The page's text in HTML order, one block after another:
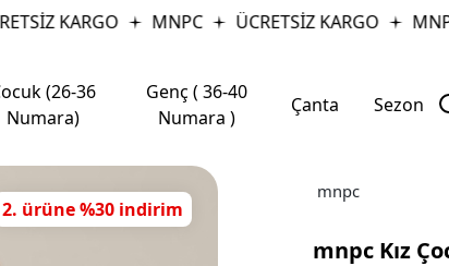
KARGO MNPC ÜCRETSİZ KARGO MNPC
(26-36
Numara)
Genç ( 36-40
Numara )
Çanta Sezon
2. ürüne %30 indirim
mnpc
mnpc Kız